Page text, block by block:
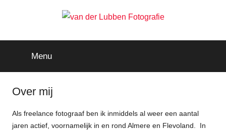
van
der
Lubben
Fotografie
van
Lubben
Menu
Over mij
Als freelance fotograaf ben ik inmiddels al weer een aantal
jaren actief, voornamelijk in en rond Almere en Flevoland. In